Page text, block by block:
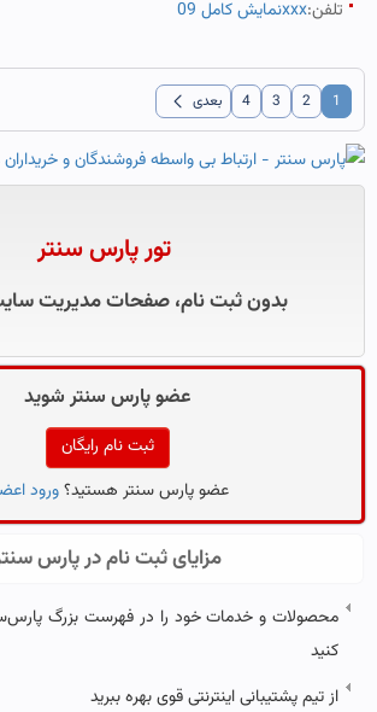
تلفن:نمایش کامل 09xxx
1
2
3
4 بعدی chevron_left
تور پارس سنتر
بدون ثبت نام، صفحات مدیریت سایت
عضو پارس سنتر شوید
ثبت نام رایگان
عضو پارس سنتر هستید؟ورود
مزایای ثبت نام در پارس
محصولات و خدمات خود را در فهرست بزرگ
کنید
از تیم پشتیبانی اینترنتی قوی بهره ببرید